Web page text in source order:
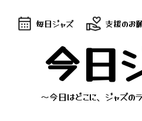
毎日ジャズ 支援のお
今日
～今日はどこに、ジャズの